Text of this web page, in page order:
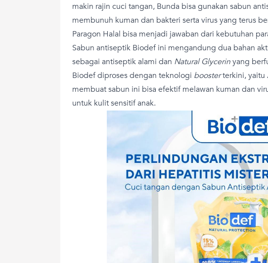
makin rajin cuci tangan, Bunda bisa gunakan sabun
membunuh kuman dan bakteri serta virus yang terus
Paragon Halal bisa menjadi jawaban dari kebutuhan
Sabun antiseptik Biodef ini mengandung dua bahan
sebagai antiseptik alami dan Natural Glycerinyang
Biodef diproses dengan teknologi boosterterkini, yaitu
membuat sabun ini bisa efektif melawan kuman dan
untuk kulit sensitif anak.